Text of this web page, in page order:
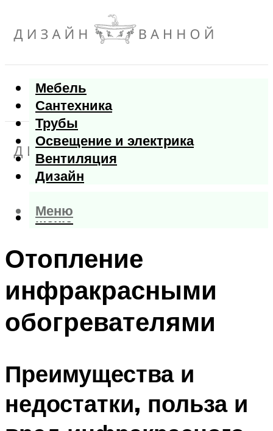
Мебель
Сантехника
Трубы
Освещение и электрика
Вентиляция
Дизайн
Меню
Меню
Отопление
инфракрасными
обогревателями
Преимущества и
недостатки, польза и